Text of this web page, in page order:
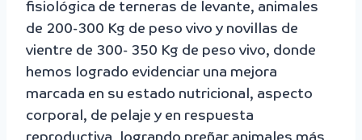
fisiológica de terneras de levante, animales
de 200-300 Kg de peso vivo y novillas de
vientre de 300- 350 Kg de peso vivo, donde
hemos logrado evidenciar una mejora
marcada en su estado nutricional, aspecto
corporal, de pelaje y en respuesta